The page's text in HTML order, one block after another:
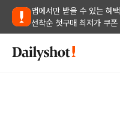
앱에서만 받을 수 있는 혜택
선착순 첫구매 최저가 쿠폰